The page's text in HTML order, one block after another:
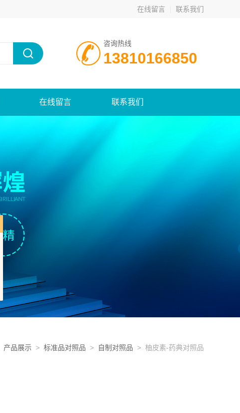
在线留言 联系我们
咨询热线
13810166850
在线留言 联系我们
产品展示 > 标准品对照品 > 自制对照品 > 柚皮素-药典对照品